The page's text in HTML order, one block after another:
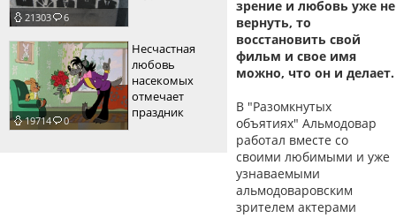
21303 6
19714 0
Несчастная
любовь
насекомых
отмечает
праздник
зрение и любовь уже не
вернуть, то
восстановить свой
фильм и свое имя
можно, что он и делает.
В "Разомкнутых
объятиях" Альмодовар
работал вместе со
своими любимыми и уже
узнаваемыми
альмодоваровским
зрителем актерами